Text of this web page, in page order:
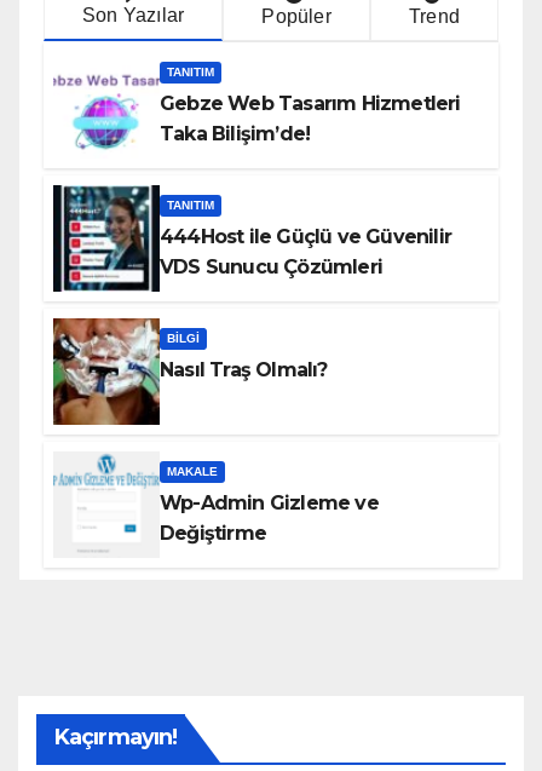
Son Yazılar Popüler Trend
TANITIM
Gebze Web Tasarım Hizmetleri
Taka Bilişim’de!
TANITIM
444Host ile Güçlü ve Güvenilir
VDS Sunucu Çözümleri
BILGI
Nasıl Traş Olmalı?
MAKALE
Wp-Admin Gizleme ve
Değiştirme
Kaçırmayın!